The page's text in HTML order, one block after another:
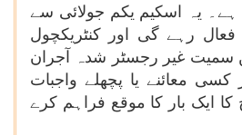
ہے۔ یہ اسکیم یکم جولائی سے
2025 تک فعال رہے گی اور کنٹریکچول
سمیت غیر رجسٹر شدہ آجران
کسی معائنے یا پچھلے واجبات
کا ایک بار کا موقع فراہم کرے